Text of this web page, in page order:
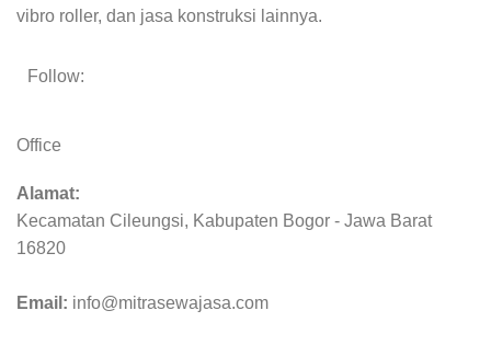
vibro roller, dan jasa konstruksi lainnya.
Follow:
Office
Alamat:
Kecamatan Cileungsi, Kabupaten Bogor - Jawa Barat
16820
Email: info@mitrasewajasa.com